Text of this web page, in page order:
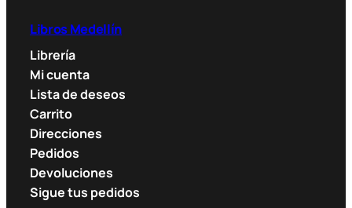
Libros Medellín
Librería
Mi cuenta
Lista de deseos
Carrito
Direcciones
Pedidos
Devoluciones
Sigue tus pedidos